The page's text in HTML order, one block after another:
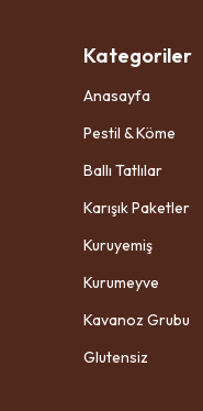
Kategoriler
Anasayfa
Pestil & Köme
Ballı Tatlılar
Karışık Paketler
Kuruyemiş
Kurumeyve
Kavanoz Grubu
Glutensiz